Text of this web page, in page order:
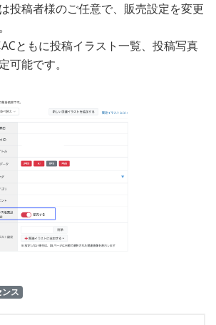
投稿者様のご任意で、販売設定を変更
ともに投稿イラスト一覧、投稿写真
可能です。
ス